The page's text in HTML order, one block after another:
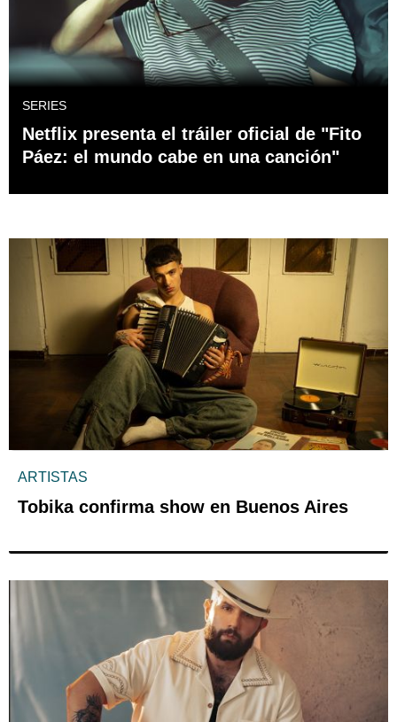
SERIES
Netflix presenta el tráiler oficial de "Fito
Páez: el mundo cabe en una canción"
ARTISTAS
Tobika confirma show en Buenos Aires